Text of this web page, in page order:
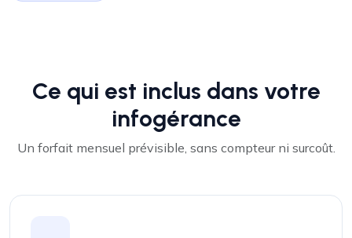
Ce qui est inclus dans votre
infogérance
Un forfait mensuel prévisible, sans compteur ni surcoût.